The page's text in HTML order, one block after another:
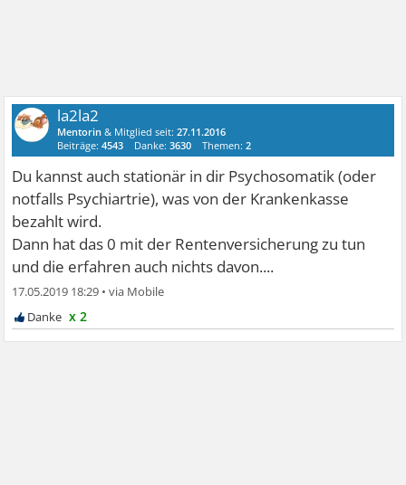
la2la2
Mentorin & Mitglied seit:27.11.2016
Beiträge:4543 Danke:3630 Themen:2
Du kannst auch stationär in dir Psychosomatik (oder
notfalls Psychiartrie), was von der Krankenkasse
bezahlt wird.
Dann hat das 0 mit der Rentenversicherung zu tun
und die erfahren auch nichts davon....
17.05.2019 18:29 •
x 2